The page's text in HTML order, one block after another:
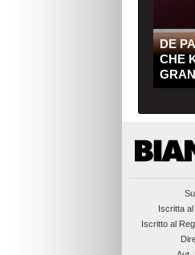
DE
CHE
Iscritta
Iscritto al